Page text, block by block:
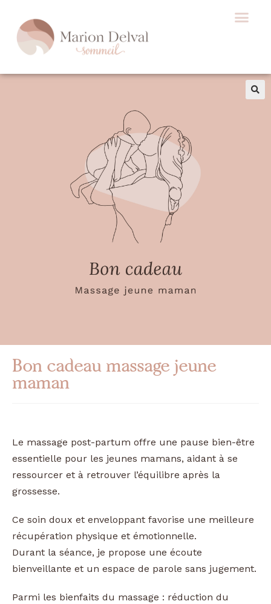
Bon cadeau massage jeune
maman
Le massage post-partum offre une pause bien-être
essentielle pour les jeunes mamans, aidant à se
ressourcer et à retrouver l’équilibre après la
grossesse.
Ce soin doux et enveloppant favorise une meilleure
récupération physique et émotionnelle.
Durant la séance, je propose une écoute
bienveillante et un espace de parole sans jugement.
Parmi les bienfaits du massage : réduction du